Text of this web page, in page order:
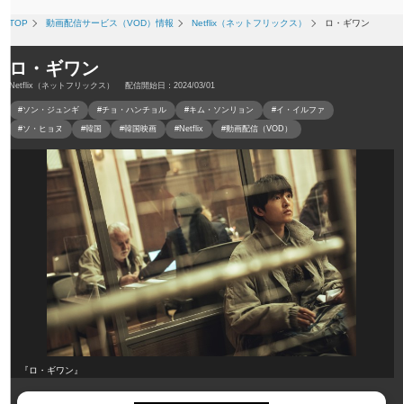
TOP 動画配信サービス（VOD）情報 Netflix（ネットフリックス） ロ・ギワン
ロ・ギワン
Netflix（ネットフリックス） 配信開始日：2024/03/01
#ソン・ジュンギ #チョ・ハンチョル #キム・ソンリョン #イ・イルファ
#ソ・ヒョヌ #韓国 #韓国映画 #Netflix #動画配信（VOD）
『ロ・ギワン』